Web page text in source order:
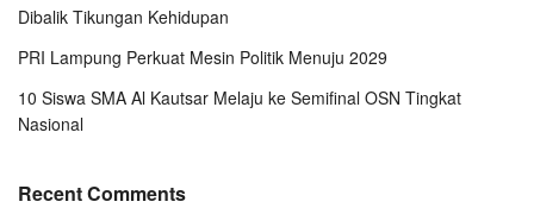
Dibalik Tikungan Kehidupan
PRI Lampung Perkuat Mesin Politik Menuju 2029
10 Siswa SMA Al Kautsar Melaju ke Semifinal OSN Tingkat
Nasional
Recent Comments